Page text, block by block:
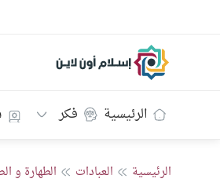
إسلام أون لاين
الرئيسية فكر
الرئيسية العبادات الطهارة و